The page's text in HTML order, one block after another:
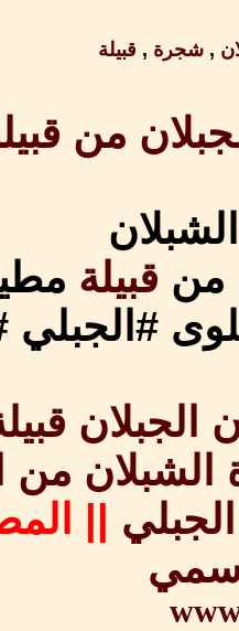
,شجرة , قبيلة
من
الشبلان
من قبيلة
من